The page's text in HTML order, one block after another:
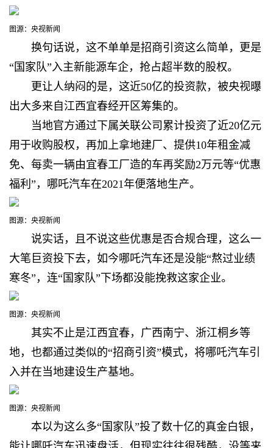
图源：央视新闻
换句话说，这不单单是招商引资这么简单，更是
“国家队”入主新能源车企，抢占超半数的股权。
更让人纳闷的是，这近50亿的投资款，被央视曝
出大多来自江西宜春经开区筹集的。
当地官方通过下属关联公司 累计投资了近20亿元
用于收购股权，再加上拿地建厂、提供10年租金减
免、每卖一辆由宜春工厂造的车再奖励2万元等“优惠
福利”，哪吒汽车在2021年便落地生产。
图源：央视新闻
说实话，且不说这些优惠是否合规合理，这么一
大笔巨资投下去，如今哪吒汽车还是没能“熬过业绩
寒冬”，连“国家队”下场都没能挽救这家企业。
图源：央视新闻
其实不止是江西宜春，广西南宁、浙江桐乡等
地，也都通过类似的“招商引资”模式，将哪吒汽车引
入并在当地建设生产基地。
图源：央视新闻
本以为这么多“国家队”投了数十亿的真金白银，